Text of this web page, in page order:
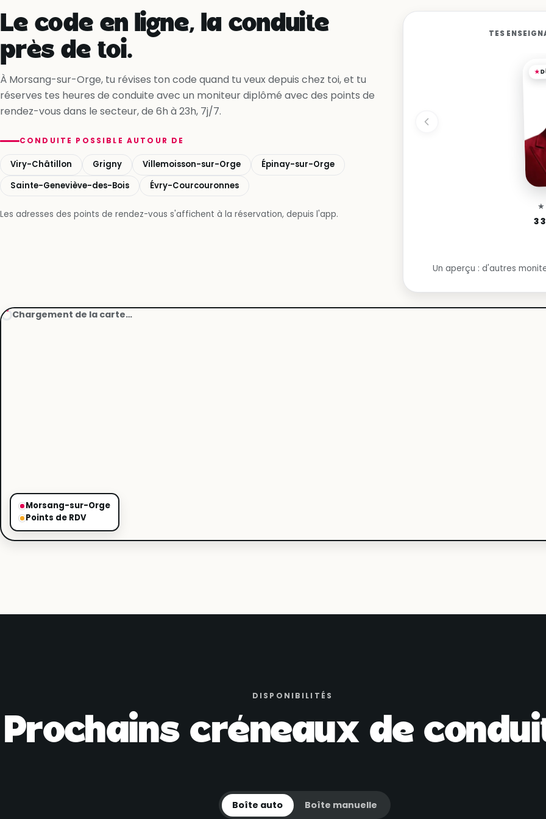
Le code en ligne, la conduite
près de toi.
À Morsang-sur-Orge, tu révises ton code quand tu veux depuis chez toi, et tu
réserves tes heures de conduite avec un moniteur diplômé avec des points de
rendez-vous dans le secteur, de 6h à 23h, 7j/7.
CONDUITE POSSIBLE AUTOUR DE
Viry-Châtillon Grigny Villemoisson-sur-Orge
Épinay-sur-Orge
Sainte-Geneviève-des-Bois
Évry-Courcouronnes
Les adresses des points de rendez-vous s'affichent à la réservation, depuis l'app.
TES
3
Un aperçu : d'autres
Morsang-sur-Orge
Points de RDV
Chargement de la carte…
DISPONIBILITÉS
Prochains créneaux de
Boîte auto Boîte manuelle